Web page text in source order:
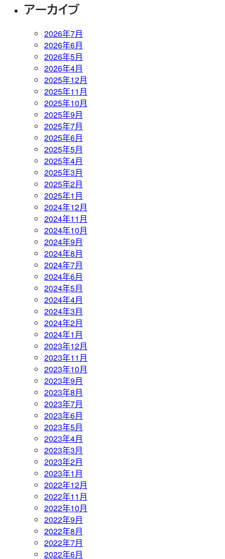
アーカイブ
2026年7月
2026年6月
2026年5月
2026年4月
2025年12月
2025年11月
2025年10月
2025年9月
2025年7月
2025年6月
2025年5月
2025年4月
2025年3月
2025年2月
2025年1月
2024年12月
2024年11月
2024年10月
2024年9月
2024年8月
2024年7月
2024年6月
2024年5月
2024年4月
2024年3月
2024年2月
2024年1月
2023年12月
2023年11月
2023年10月
2023年9月
2023年8月
2023年7月
2023年6月
2023年5月
2023年4月
2023年3月
2023年2月
2023年1月
2022年12月
2022年11月
2022年10月
2022年9月
2022年8月
2022年7月
2022年6月